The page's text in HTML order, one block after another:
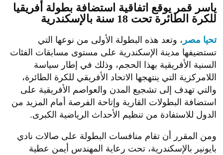
ياسر قمر يوقع اتفاقية استضافة بطولة أفريقيا
للكرة الطائرة تحت 18 سنة بالإسكندرية
تحيا مصر ، وتعد هذه البطولة الأولى من نوعها التي
تستضيفها مدينة الإسكندرية على مستوى مسابقات الفئات
السنية الأفريقية بهذا الحجم، وذلك في إطار سياسة
اللامركزية التي ينتهجها الاتحاد الأفريقي للكرة الطائرة،
والتي تهدف إلى تشجيع المدن والعواصم الأفريقية على
استضافة البطولات القارية وإتاحة الفرصة أمام المزيد من
الدول للاستفادة من تنظيم الأحداث الرياضية الكبرى.
ومن المقرر أن تقام منافسات البطولة على صالات نادي
بايونير بالإسكندرية، تحت رعاية المهندس أيمن عطية